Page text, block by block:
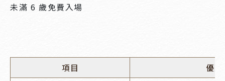
未滿 6 歲免費入場
項目
優惠